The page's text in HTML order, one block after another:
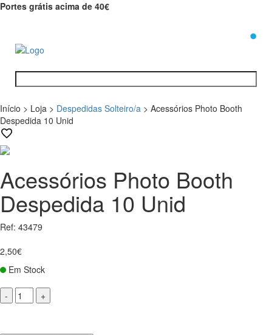
Portes grátis acima de 40€
Início > Loja > Despedidas Solteiro/a > Acessórios Photo Booth
Despedida 10 Unid
Acessórios Photo Booth
Despedida 10 Unid
Ref: 43479
2,50€
Em Stock